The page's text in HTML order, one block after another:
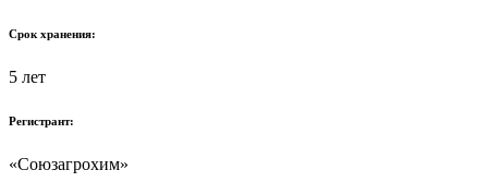
Срок хранения:
5 лет
Регистрант:
«Союзагрохим»